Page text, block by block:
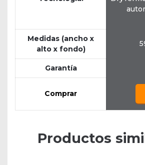
Medidas (ancho x
alto x fondo)
Garantía
Comprar
Productos